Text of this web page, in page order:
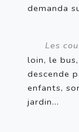
demanda
Les
loin, le
descende
enfants,
jardin…